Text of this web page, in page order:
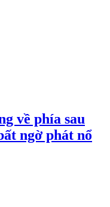
về phía sau
ngờ phát nổ